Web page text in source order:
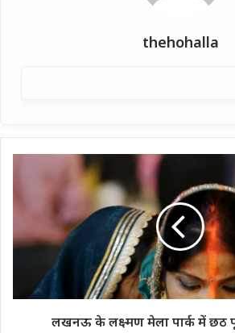
thehohalla
में
का
लखनऊ के लक्ष्मण मेला पार्क में छठ